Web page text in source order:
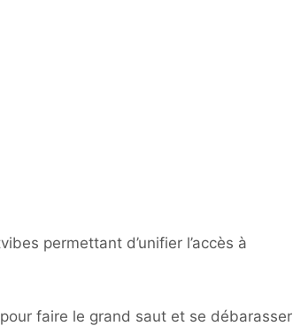
permettant d’unifier l’accès à
faire le grand saut et se débarasser